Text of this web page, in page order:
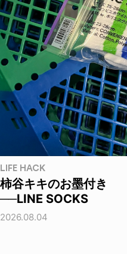
LIFE HACK
柿谷キキのお墨付き
──LINE SOCKS
2026.08.04